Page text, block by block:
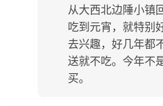
从大西北边陲小镇
吃到元宵，就特别
去兴趣，好几年都
送就不吃。今年不
买。